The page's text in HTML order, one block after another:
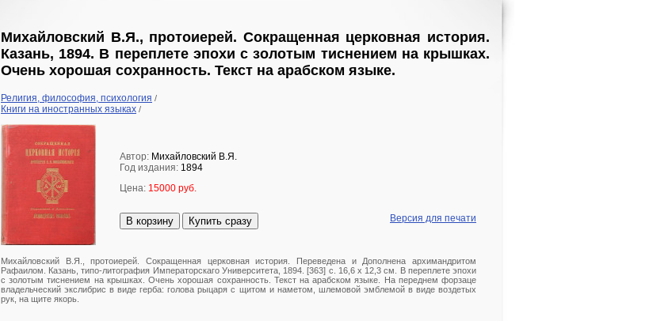
Михайловский В.Я., протоиерей. Сокращенная церковная история.
Казань, 1894. В переплете эпохи с золотым тиснением на крышках.
Очень хорошая сохранность. Текст на арабском языке.
Религия, философия, психология /
Книги на иностранных языках /
Автор: Михайловский В.Я.
Год издания: 1894
Цена: 15000 руб.
В корзину Купить сразу Версия для печати
Михайловский В.Я., протоиерей. Сокращенная церковная история. Переведена и Дополнена архимандритом
Рафаилом. Казань, типо-литография Императорскаго Университета, 1894. [363] с. 16,6 x 12,3 см. В переплете эпохи
с золотым тиснением на крышках. Очень хорошая сохранность. Текст на арабском языке. На переднем форзаце
владельческий экслибрис в виде герба: голова рыцаря с щитом и наметом, шлемовой эмблемой в виде воздетых
рук, на щите якорь.